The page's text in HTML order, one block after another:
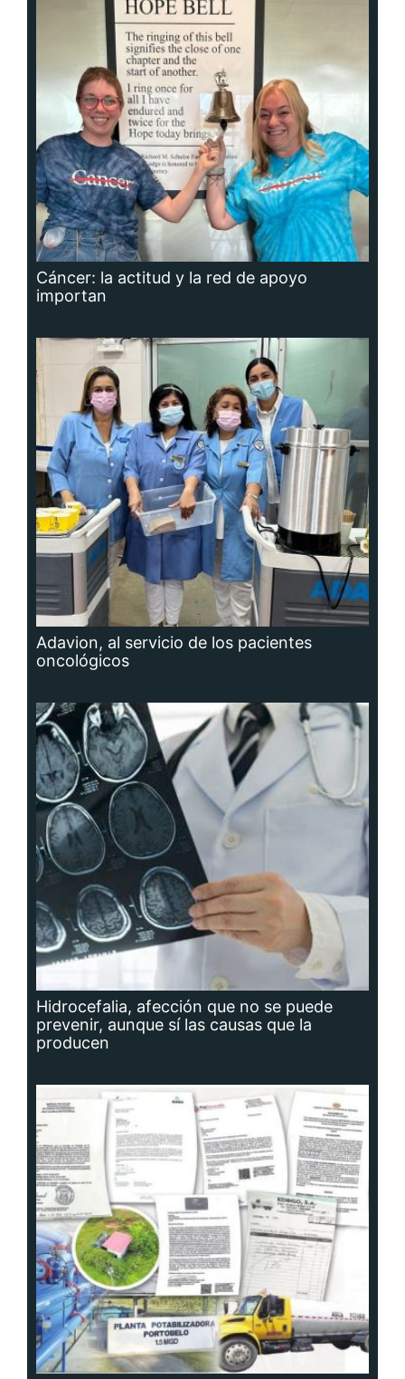
Cáncer: la actitud y la red de apoyo
importan
Adavion, al servicio de los pacientes
oncológicos
Hidrocefalia, afección que no se puede
prevenir, aunque sí las causas que la
producen